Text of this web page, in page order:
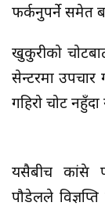
फर्कनुपर्ने समेत
खुकुरीको
सेन्टरमा उपचार
गहिरो चोट
यसैबीच कांग्रेस
पौडेलले विज्ञप्ति